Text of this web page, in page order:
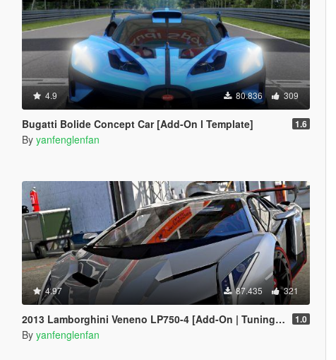
4.9 80.836 309
Bugatti Bolide Concept Car [Add-On l Template] 1.6
By yanfenglenfan
4.97 87.435 321
2013 Lamborghini Veneno LP750-4 [Add-On | Tuning | Template] 1.0
By yanfenglenfan